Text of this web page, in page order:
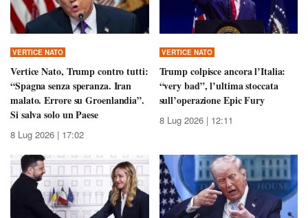
VERTICE NATO
Vertice Nato, Trump contro tutti:
“Spagna senza speranza. Iran
malato. Errore su Groenlandia”.
Si salva solo un Paese
8 Lug 2026 | 17:02
VERTICE NATO
Trump colpisce ancora l’Italia:
“very bad”, l’ultima stoccata
sull’operazione Epic Fury
8 Lug 2026 | 12:11